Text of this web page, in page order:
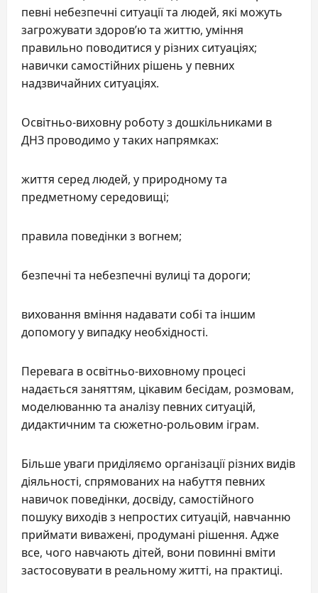
певні небезпечні ситуації та людей, які можуть
загрожувати здоров’ю та життю, уміння
правильно поводитися у різних ситуаціях;
навички самостійних рішень у певних
надзвичайних ситуаціях.
Освітньо-виховну роботу з дошкільниками в
ДНЗ проводимо у таких напрямках:
життя серед людей, у природному та
предметному середовищі;
правила поведінки з вогнем;
безпечні та небезпечні вулиці та дороги;
виховання вміння надавати собі та іншим
допомогу у випадку необхідності.
Перевага в освітньо-виховному процесі
надається заняттям, цікавим бесідам, розмовам,
моделюванню та аналізу певних ситуацій,
дидактичним та сюжетно-рольовим іграм.
Більше уваги приділяємо організації різних видів
діяльності, спрямованих на набуття певних
навичок поведінки, досвіду, самостійного
пошуку виходів з непростих ситуацій, навчанню
приймати виважені, продумані рішення. Адже
все, чого навчають дітей, вони повинні вміти
застосовувати в реальному житті, на практиці.